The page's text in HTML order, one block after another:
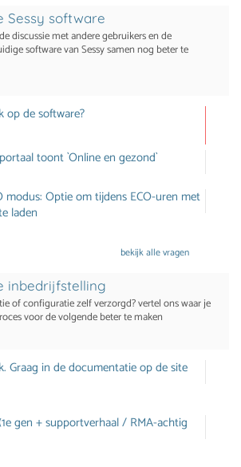
Sessy software
discussie met andere gebruikers en de
software van Sessy samen nog beter te
op de software?
toont `Online en gezond`
modus: Optie om tijdens ECO-uren met
laden
bekijk alle vragen
inbedrijfstelling
of configuratie zelf verzorgd? vertel ons waar je
voor de volgende beter te maken
Graag in de documentatie op de site
gen + supportverhaal / RMA-achtig